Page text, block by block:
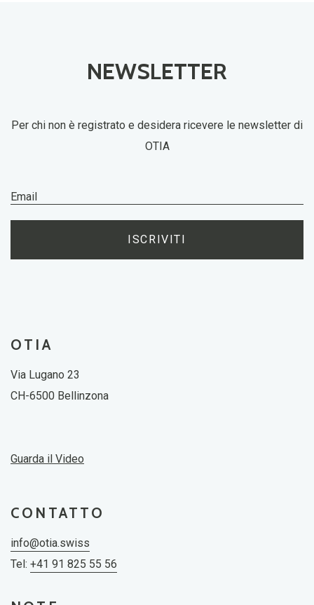
NEWSLETTER
Per chi non è registrato e desidera ricevere le newsletter di
OTIA
ISCRIVITI
OTIA
Via Lugano 23
CH-6500 Bellinzona
Guarda il Video
CONTATTO
info@otia.swiss
Tel: +41 91 825 55 56